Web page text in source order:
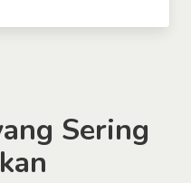
Sering